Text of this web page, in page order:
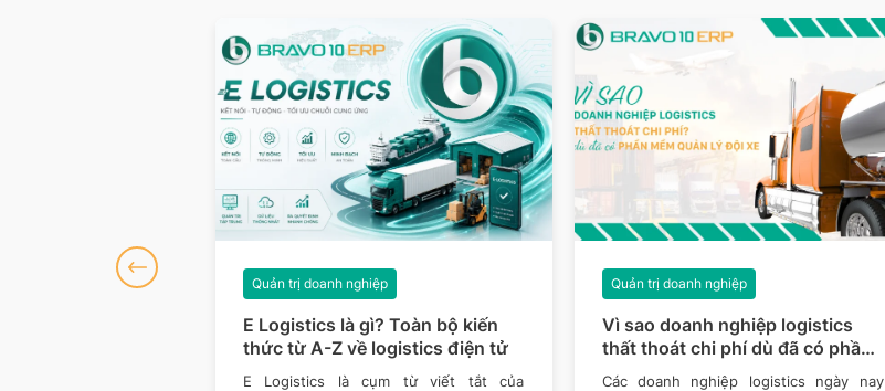
E Logistics là gì? Toàn bộ kiến
thức từ A-Z về logistics điện tử
Quản trị doanh nghiệp
E Logistics là cụm từ viết tắt của
Vì sao doanh nghiệp logistics
thất thoát chi phí dù đã có phần
mềm quản lý đội xe?
Quản trị doanh nghiệp
Các doanh nghiệp logistics ngày nay